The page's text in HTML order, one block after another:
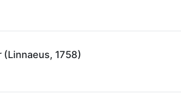
(Linnaeus, 1758)